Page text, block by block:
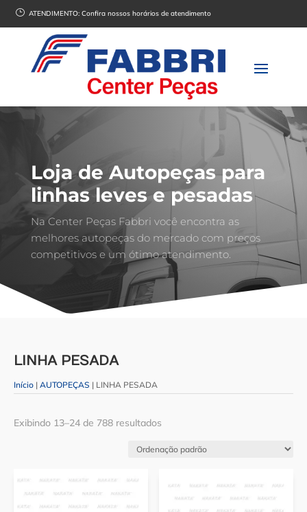
} ATENDIMENTO:Confira nossos horários de atendimento
Loja de Autopeças para
linhas leves e pesadas
Na Center Peças Fabbri você encontra as
melhores autopeças do mercado com preços
competitivos e um ótimo atendimento.
LINHA PESADA
Início | AUTOPEÇAS | LINHA PESADA
Exibindo 13–24 de 788 resultados